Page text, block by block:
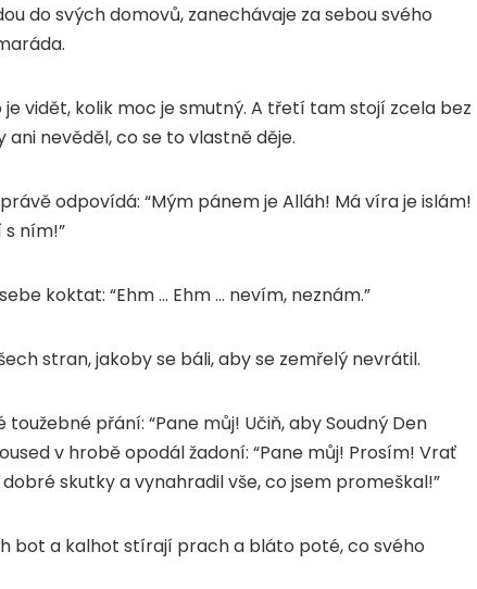
do svých domovů, zanechávaje za sebou svého
vidět, kolik moc je smutný. A třetí tam stojí zcela bez
nevěděl, co se to vlastně děje.
odpovídá: “Mým pánem je Alláh! Má víra je islám!
ním!”
koktat: “Ehm … Ehm … nevím, neznám.”
stran, jakoby se báli, aby se zemřelý nevrátil.
přání: “Pane můj! Učiň, aby Soudný Den
v hrobě opodál žadoní: “Pane můj! Prosím! Vrať
skutky a vynahradil vše, co jsem promeškal!”
bot a kalhot stírají prach a bláto poté, co svého